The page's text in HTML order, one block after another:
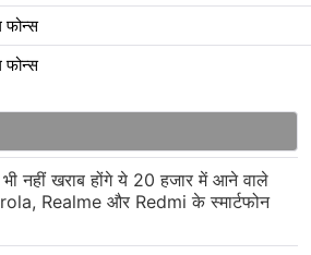
फोन्स
फोन्स
भी नहीं खराब होंगे ये 20 हजार में आने वाले
Realme और Redmi के स्मार्टफोन